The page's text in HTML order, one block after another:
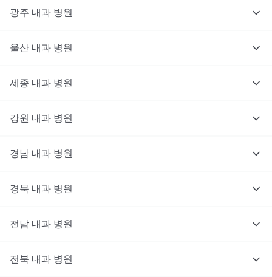
광주 내과 병원
울산 내과 병원
세종 내과 병원
강원 내과 병원
경남 내과 병원
경북 내과 병원
전남 내과 병원
전북 내과 병원